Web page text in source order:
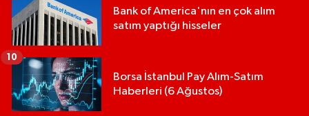
Bank of America'nın en çok alım
satım yaptığı hisseler
Borsa İstanbul Pay Alım-Satım
Haberleri (6 Ağustos)
10